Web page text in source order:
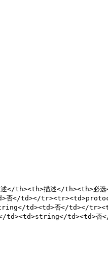
th><th>描述</th><th>
td></
td><td>否</
td><td>string</td><td>